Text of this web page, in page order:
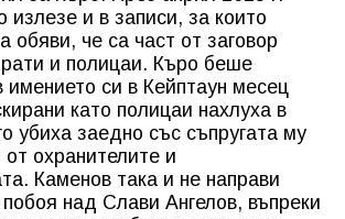
излезе и в записи, за които
обяви, че са част от заговор
и полицаи. Къро беше
имението си в Кейптаун месец
като полицаи нахлуха в
убиха заедно със съпругата му
от охранителите и
Каменов така и не направи
над Слави Ангелов, въпреки